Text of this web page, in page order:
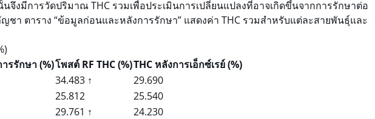
จึงมีการวัดปริมาณ THC รวมเพื่อประเมินการเปลี่ยนแปลงที่อาจเกิดขึ้นจากการรักษาต่อ
ชา ตาราง “ข้อมูลก่อนและหลังการรักษา” แสดงค่า THC รวมสำหรับแต่ละสายพันธุ์และ
รรักษา (%)โพสต์ RF THC (%)THC หลังการเอ็กซ์เรย์ (%)
34.483 ↑
29.690
25.812
25.540
29.761 ↑
24.230